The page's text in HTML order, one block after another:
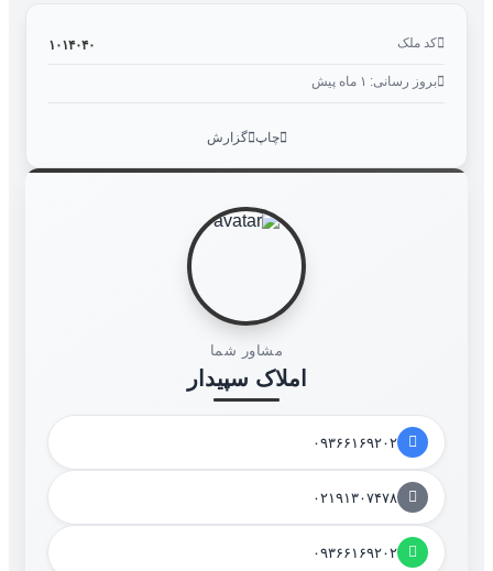
کد ملک ۱۰۱۴۰۴۰
بروز رسانی: ۱ ماه پیش
چاپ گزارش
مشاور شما
املاک سپیدار
۰۹۳۶۶۱۶۹۲۰۲
۰۲۱۹۱۳۰۷۴۷۸
۰۹۳۶۶۱۶۹۲۰۲